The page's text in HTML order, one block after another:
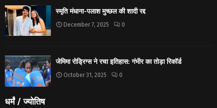
स्मृति मंधाना-पलाश मुच्छल की शादी रद्द
December 7, 2025 0
जेमिमा रोड्रिग्स ने रचा इतिहास: गंभीर का तोड़ा रिकॉर्ड
October 31, 2025 0
धर्मं / ज्योतिष